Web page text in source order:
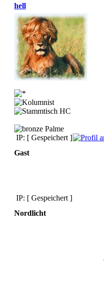
hell
IP: [ Gespeichert ]
Gast
IP: [ Gespeichert ]
Nordlicht